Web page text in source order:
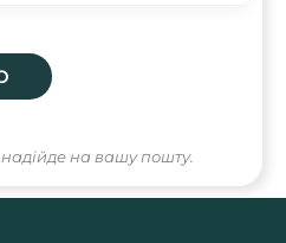
на вашу пошту.